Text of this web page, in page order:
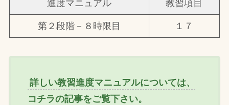
進度マニュアル 教習項目
第２段階－８時限目 １７
詳しい教習進度マニュアルについては、
コチラの記事をご覧下さい。